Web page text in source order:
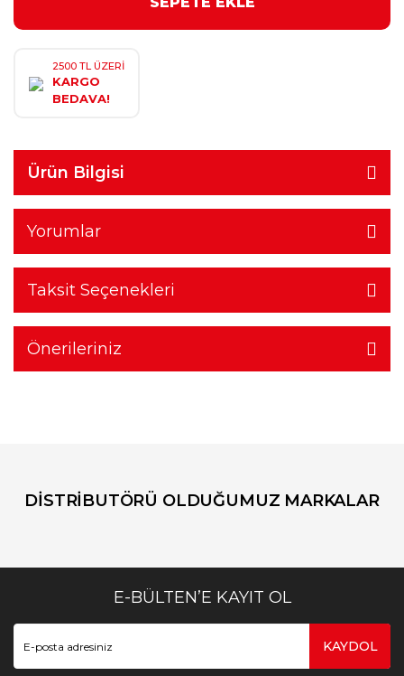
2500 TL ÜZERİ
KARGO
BEDAVA!
Ürün Bilgisi
Yorumlar
Taksit Seçenekleri
Önerileriniz
DİSTRİBUTÖRÜ OLDUĞUMUZ MARKALAR
E-BÜLTEN’E KAYIT OL
KAYDOL